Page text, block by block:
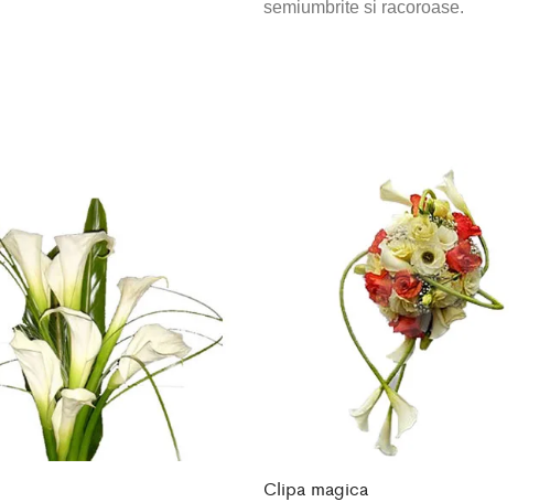
semiumbrite si racoroase.
Clipa magica